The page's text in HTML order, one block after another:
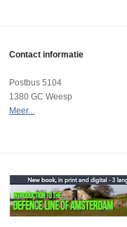
Contact informatie
Postbus 5104
1380 GC Weesp
Meer...